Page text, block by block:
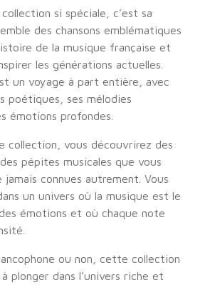
si spéciale, c’est sa
des chansons emblématiques
de la musique française et
les générations actuelles.
un voyage à part entière, avec
poétiques, ses mélodies
émotions profondes.
collection, vous découvrirez des
pépites musicales que vous
connues autrement. Vous
un univers où la musique est le
émotions et où chaque note
ou non, cette collection
plonger dans l’univers riche et